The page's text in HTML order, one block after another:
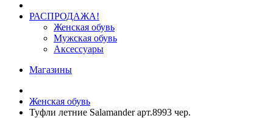
РАСПРОДАЖА!
Женская обувь
Мужская обувь
Аксессуары
Магазины
Женская обувь
Туфли летние Salamander арт.8993 чер.